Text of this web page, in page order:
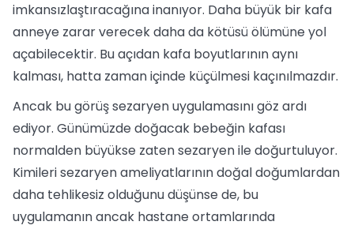
imkansızlaştıracağına inanıyor. Daha büyük bir kafa
anneye zarar verecek daha da kötüsü ölümüne yol
açabilecektir. Bu açıdan kafa boyutlarının aynı
kalması, hatta zaman içinde küçülmesi kaçınılmazdır.
Ancak bu görüş sezaryen uygulamasını göz ardı
ediyor. Günümüzde doğacak bebeğin kafası
normalden büyükse zaten sezaryen ile doğurtuluyor.
Kimileri sezaryen ameliyatlarının doğal doğumlardan
daha tehlikesiz olduğunu düşünse de, bu
uygulamanın ancak hastane ortamlarında